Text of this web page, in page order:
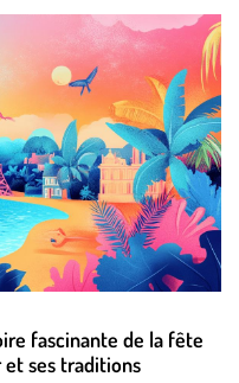
fascinante de la fête
et ses traditions